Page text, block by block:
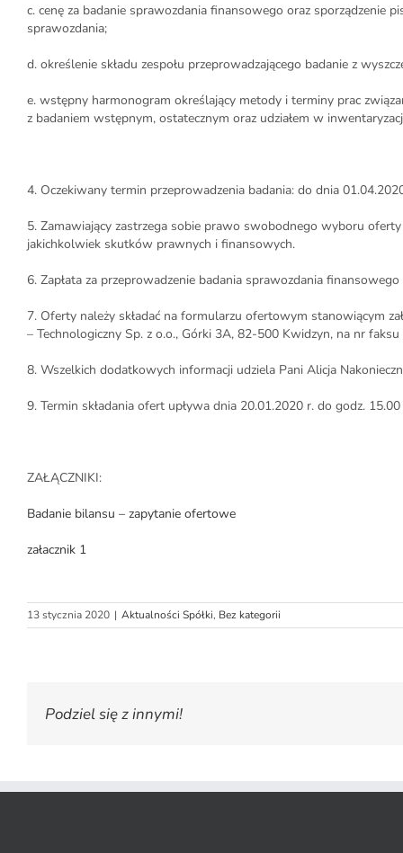
c. cenę za badanie sprawozdania finansowego oraz sporządzenie
sprawozdania;
d. określenie składu zespołu przeprowadzającego badanie z
e. wstępny harmonogram określający metody i terminy prac
z badaniem wstępnym, ostatecznym oraz udziałem w
4. Oczekiwany termin przeprowadzenia badania: do dnia
5. Zamawiający zastrzega sobie prawo swobodnego wyboru
jakichkolwiek skutków prawnych i finansowych.
6. Zapłata za przeprowadzenie badania sprawozdania
7. Oferty należy składać na formularzu ofertowym stanowiącym
– Technologiczny Sp. z o.o., Górki 3A, 82-500 Kwidzyn, na nr
8. Wszelkich dodatkowych informacji udziela Pani Alicja
9. Termin składania ofert upływa dnia 20.01.2020 r. do godz.
ZAŁĄCZNIKI:
Badanie bilansu – zapytanie ofertowe
załacznik 1
13 stycznia 2020 | Aktualności Spółki, Bez kategorii
Podziel się z innymi!